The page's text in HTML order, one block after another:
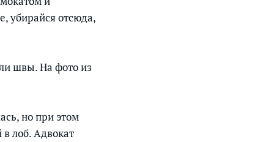
убирайся отсюда,
швы. На фото из
но при этом
в лоб. Адвокат